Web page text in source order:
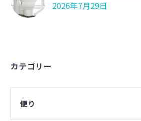
2026年7月29日
カテゴリー
便り